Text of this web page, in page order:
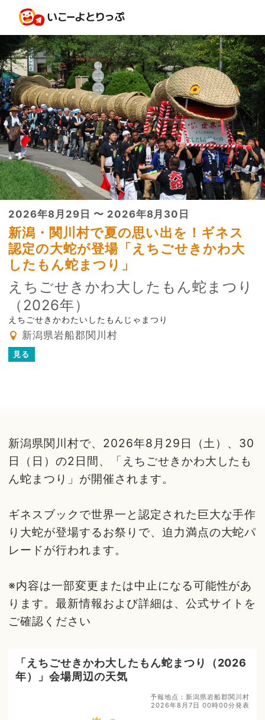
2026年8月29日 〜 2026年8月30日
新潟・関川村で夏の思い出を！ギネス
認定の大蛇が登場「えちごせきかわ大
したもん蛇まつり」
えちごせきかわ大したもん蛇まつり
（2026年）
えちごせきかわたいしたもんじゃまつり
新潟県岩船郡関川村
見る
新潟県関川村で、2026年8月29日（土）、30
日（日）の2日間、「えちごせきかわ大したも
ん蛇まつり」が開催されます。
ギネスブックで世界一と認定された巨大な手作
り大蛇が登場するお祭りで、迫力満点の大蛇パ
レードが行われます。
※内容は一部変更または中止になる可能性があ
ります。最新情報および詳細は、公式サイトを
ご確認ください
「えちごせきかわ大したもん蛇まつり（2026
年）」会場周辺の天気
予報地点：新潟県岩船郡関川村
2026年8月7日 00時00分発表